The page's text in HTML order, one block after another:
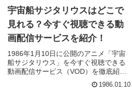
宇宙船サジタリウスはどこで
見れる？今すぐ視聴できる動
画配信サービスを紹介！
1986年1月10日に公開のアニメ「宇宙
船サジタリウス」を今すぐ視聴できる
動画配信サービス（VOD）を徹底紹
介。あらすじやキャスト・声優、スタ
ッフ、主題歌の情報はもちろん、実際
1986.01.10